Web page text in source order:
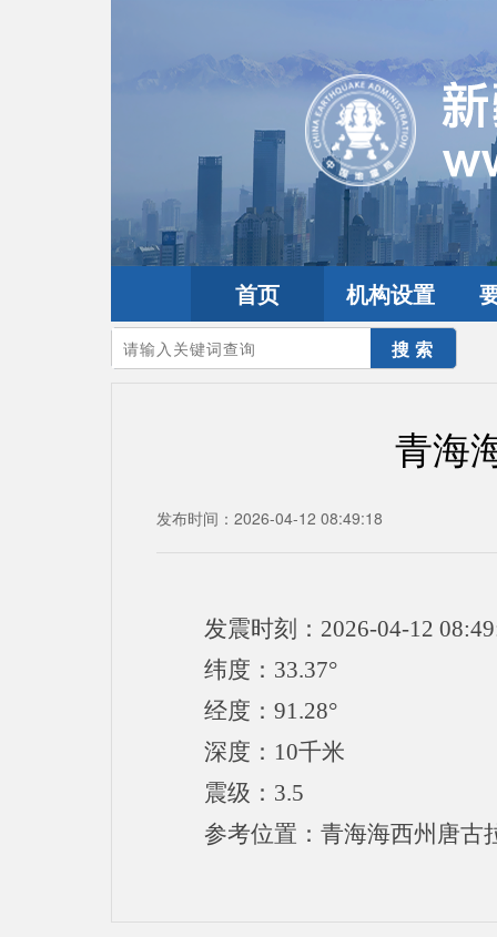
首页 机构设置
您的当前位置：首页>地震频道 全球震讯
青海
发布时间：2026-04-12 08:49:18
发震时刻：2026-04-12
纬度：33.37°
经度：91.28°
深度：10千米
震级：3.5
参考位置：青海海西州唐古